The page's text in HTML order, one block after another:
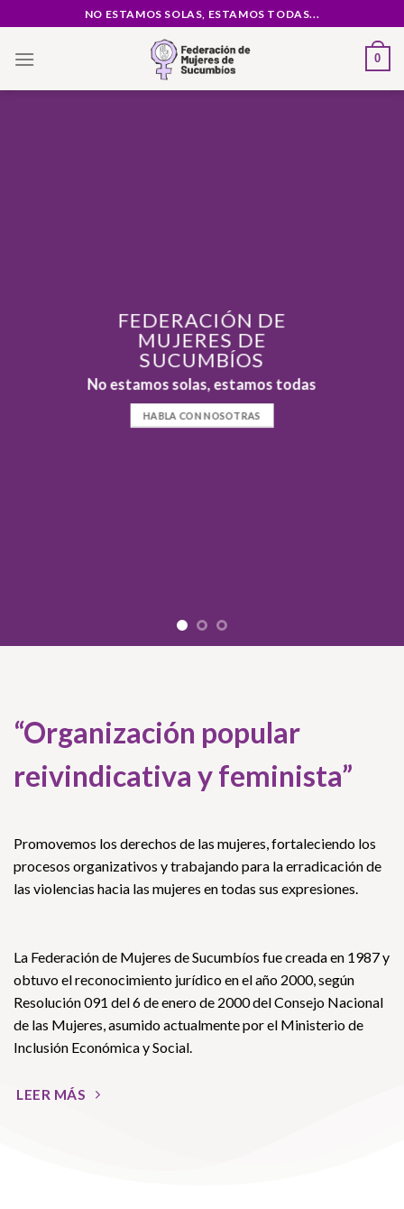
al
contenido
NO ESTAMOS SOLAS, ESTAMOS TODAS...
0
FEDERACIÓN DE
MUJERES DE
SUCUMBÍOS
No estamos solas, estamos todas
HABLA CON NOSOTRAS
“Organización popular
reivindicativa y feminista”
Promovemos los derechos de las mujeres, fortaleciendo los
procesos organizativos y trabajando para la erradicación de
las violencias hacia las mujeres en todas sus expresiones.
La Federación de Mujeres de Sucumbíos fue creada en 1987 y
obtuvo el reconocimiento jurídico en el año 2000, según
Resolución 091 del 6 de enero de 2000 del Consejo Nacional
de las Mujeres, asumido actualmente por el Ministerio de
Inclusión Económica y Social.
LEER MÁS